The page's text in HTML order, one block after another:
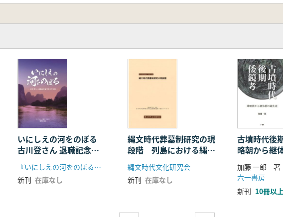
記念企画「九州縄文研究会のこれから」
究会30回記念企画「九州縄文研究会のこれから」によせて
究会の継承と発展」
携わってきて」
を目指すのか《薩南諸島から出土した縄文人骨》」
跡の発掘調査成果について」
古学』は何を目指すか」
いにしえの河をのぼる
古川登さん 退職記念献
呈考古学文集
『いにしえの河をのぼる』制作委員会
新刊 在庫なし
縄文時代葬墓制研究の現
段階 列島における縄文
時代墓制の諸様相
縄文時代文化研究会
新刊 在庫なし
古墳時代後
略朝から継
加藤 一郎 著
六一書房
新刊 10冊以